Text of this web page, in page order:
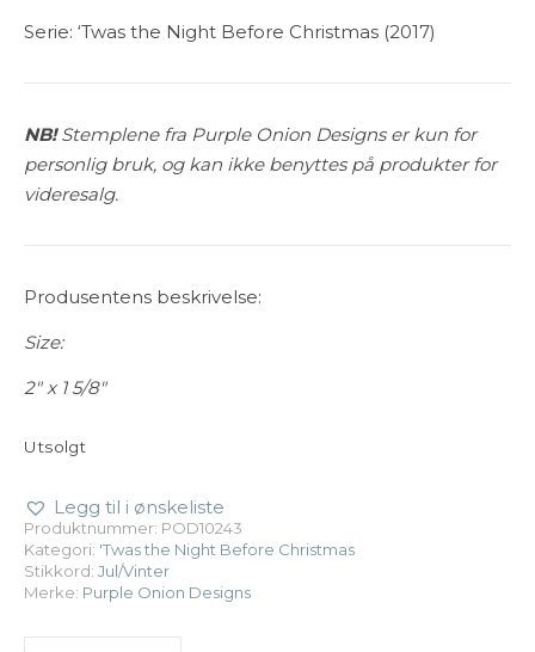
Serie: ‘Twas the Night Before Christmas (2017)
NB!Stemplene fra Purple Onion Designs er kun for
personlig bruk, og kan ikke benyttes på produkter for
videresalg.
Produsentens beskrivelse:
Size:
2″ x 1 5/8″
Utsolgt
Legg til i ønskeliste
Produktnummer: POD10243
Kategori: 'Twas the Night Before Christmas
Stikkord: Jul/Vinter
Merke: Purple Onion Designs